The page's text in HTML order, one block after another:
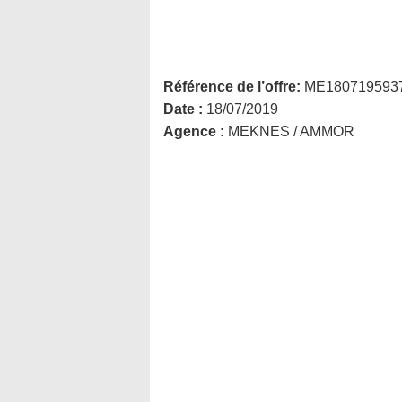
Référence de l’offre:
Date : 18/07/2019
Agence : MEKNES / AMMOR